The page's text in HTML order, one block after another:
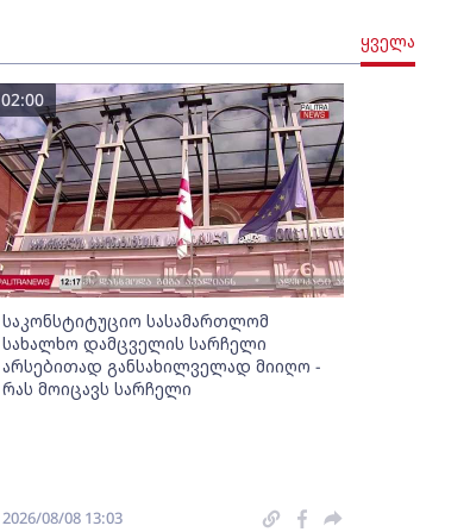
ყველა
საკონსტიტუციო სასამართლომ
სახალხო დამცველის სარჩელი
არსებითად განსახილველად მიიღო -
რას მოიცავს სარჩელი
02:00
2026/08/08 13:03